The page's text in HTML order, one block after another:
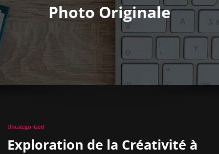
Photo Originale
Uncategorized
Exploration de la Créativité à